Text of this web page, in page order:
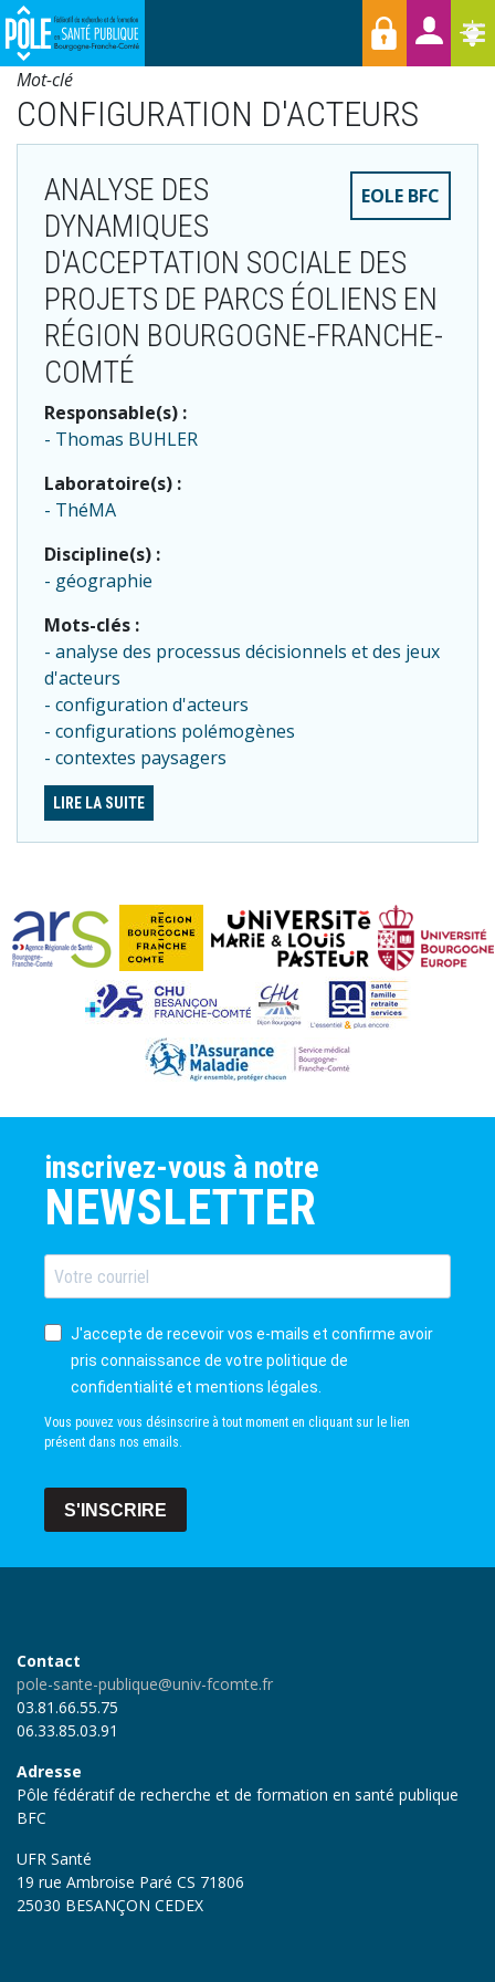
Aller
au
contenu
principal
T
Menu
Raccourcis
Mot-clé
CONFIGURATION D'ACTEURS
EOLE BFC
ANALYSE DES
DYNAMIQUES
D'ACCEPTATION SOCIALE DES
PROJETS DE PARCS ÉOLIENS EN
RÉGION BOURGOGNE-FRANCHE-
COMTÉ
Responsable(s) :
Thomas BUHLER
Laboratoire(s) :
ThéMA
Discipline(s) :
géographie
Mots-clés :
analyse des processus décisionnels et des jeux
d'acteurs
configuration d'acteurs
configurations polémogènes
contextes paysagers
LIRE LA SUITE
inscrivez-vous à notre
NEWSLETTER
J'accepte de recevoir vos e-mails et confirme avoir
pris connaissance de votre politique de
confidentialité et mentions légales.
Vous pouvez vous désinscrire à tout moment en cliquant sur le lien
présent dans nos emails.
S'INSCRIRE
Contact
pole-sante-publique@univ-fcomte.fr
03.81.66.55.75
06.33.85.03.91
Adresse
Pôle fédératif de recherche et de formation en santé publique
BFC
UFR Santé
19 rue Ambroise Paré CS 71806
25030 BESANÇON CEDEX